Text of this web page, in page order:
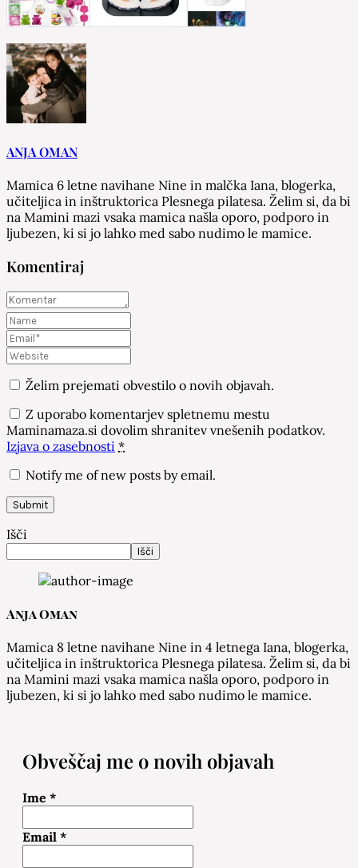
ANJA OMAN
Mamica 6 letne navihane Nine in malčka Iana, blogerka,
učiteljica in inštruktorica Plesnega pilatesa. Želim si, da bi
na Mamini mazi vsaka mamica našla oporo, podporo in
ljubezen, ki si jo lahko med sabo nudimo le mamice.
Komentiraj
Želim prejemati obvestilo o novih objavah.
Z uporabo komentarjev spletnemu mestu
Maminamaza.si dovolim shranitev vnešenih podatkov.
Izjava o zasebnosti *
Notify me of new posts by email.
Išči
Išči
Anja Oman
Mamica 8 letne navihane Nine in 4 letnega Iana, blogerka,
učiteljica in inštruktorica Plesnega pilatesa. Želim si, da bi
na Mamini mazi vsaka mamica našla oporo, podporo in
ljubezen, ki si jo lahko med sabo nudimo le mamice.
Obveščaj me o novih objavah
Ime *
Email *